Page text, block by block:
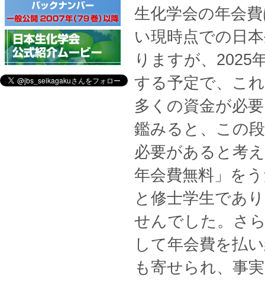
生化学会の年会
い現時点での日
りますが、2025
する予定で、こ
多くの資金が必
鑑みると、この
必要があると考
年会費無料」を
と修士学生であ
せんでした。さ
して年会費を払
も寄せられ、事